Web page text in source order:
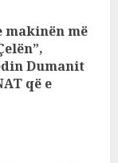
makinën më
Dumanit
që e